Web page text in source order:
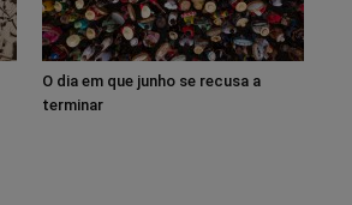
O dia em que junho se recusa a
terminar